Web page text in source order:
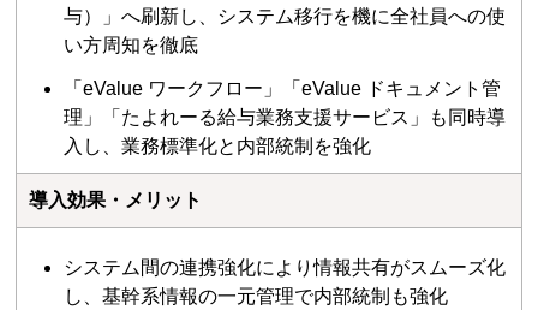
与）」へ刷新し、システム移行を機に全社員への使
い方周知を徹底
「eValue ワークフロー」「eValue ドキュメント管
理」「たよれーる給与業務支援サービス」も同時導
入し、業務標準化と内部統制を強化
導入効果・メリット
システム間の連携強化により情報共有がスムーズ化
し、基幹系情報の一元管理で内部統制も強化